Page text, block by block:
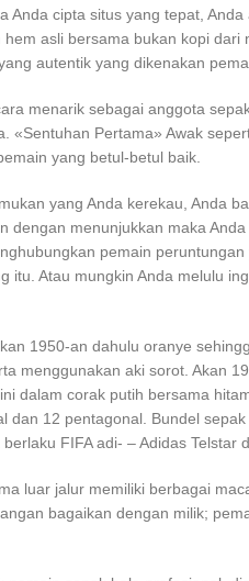
Anda cipta situs yang tepat,
hem asli bersama bukan kopi
autentik yang dikenakan
menarik sebagai anggota
«Sentuhan Pertama» Awak
yang betul-betul baik.
yang Anda kerekau, Anda
dengan menunjukkan maka
pemain
itu. Atau mungkin Anda melulu
1950-an dahulu oranye
menggunakan aki sorot. Akan
dalam corak putih bersama
dan 12 pentagonal. Bundel
FIFA adi- – Adidas Telstar
luar jalur memiliki berbagai
bagaikan dengan milik;